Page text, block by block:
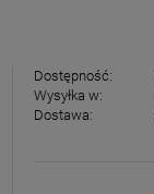
Dostępność:
Wysyłka w:
Dostawa: